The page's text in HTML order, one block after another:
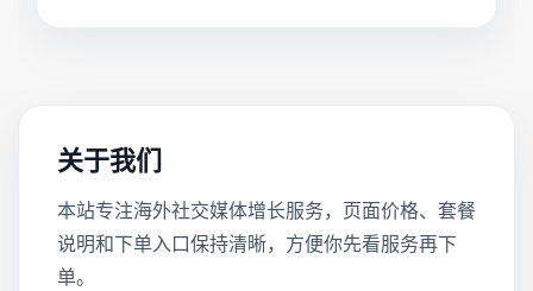
关于我们
本站专注海外社交媒体增长服务，页面价格、套餐
说明和下单入口保持清晰，方便你先看服务再下
单。